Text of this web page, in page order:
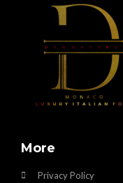
More
Privacy Policy